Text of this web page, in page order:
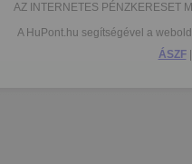
AZ INTERNETES PÉNZKERESET
A HuPont.hu segítségével a
ÁSZF